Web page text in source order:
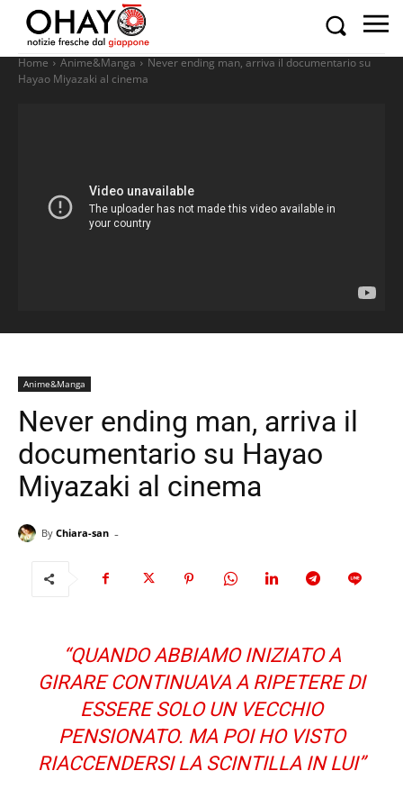
Home Anime&Manga
Never ending man, arriva il documentario su
Hayao Miyazaki al cinema
Anime&Manga
Never ending man, arriva il
documentario su Hayao
Miyazaki al cinema
By Chiara-san -
“QUANDO ABBIAMO INIZIATO A
GIRARE CONTINUAVA A RIPETERE DI
ESSERE SOLO UN VECCHIO
PENSIONATO. MA POI HO VISTO
RIACCENDERSI LA SCINTILLA IN LUI”